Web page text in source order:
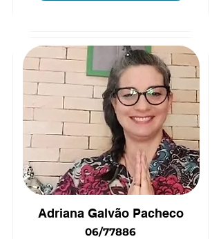
Adriana Galvão Pacheco
06/77886